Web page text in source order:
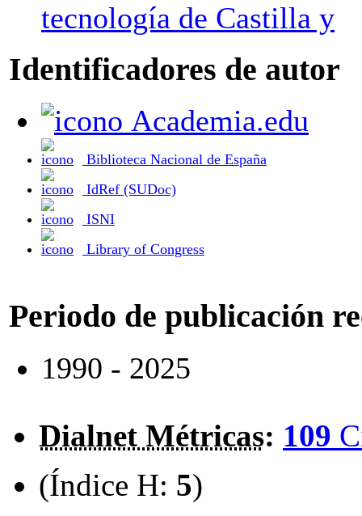
tecnología de Castilla y
Identificadores de autor
Academia.edu
Biblioteca Nacional de España
IdRef (SUDoc)
ISNI
Library of Congress
Periodo de publicación
1990 - 2025
Dialnet Métricas: 109
(Índice H: 5)